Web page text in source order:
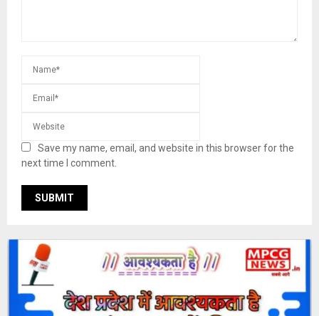
Save my name, email, and website in this browser for the
next time I comment.